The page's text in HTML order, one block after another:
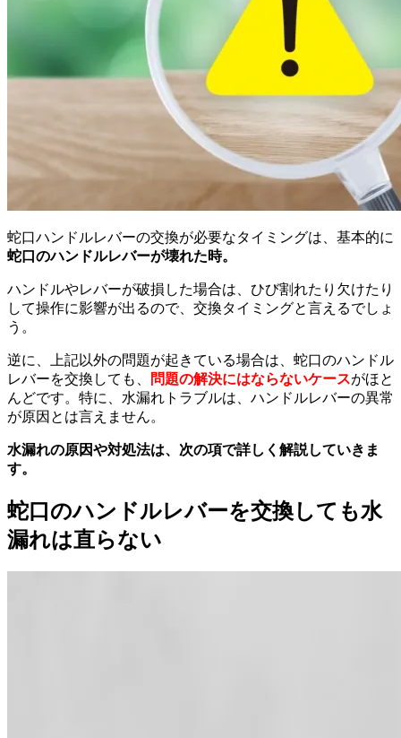
蛇口ハンドルレバーの交換が必要なタイミングは、基本的に
蛇口のハンドルレバーが壊れた時。
ハンドルやレバーが破損した場合は、ひび割れたり欠けたり
して操作に影響が出るので、交換タイミングと言えるでしょ
う。
逆に、上記以外の問題が起きている場合は、蛇口のハンドル
レバーを交換しても、
問題の解決にはならないケースがほと
んどです。特に、水漏れトラブルは、ハンドルレバーの異常
が原因とは言えません。
水漏れの原因や対処法は、次の項で詳しく解説していきま
す。
蛇口のハンドルレバーを交換しても水
漏れは直らない